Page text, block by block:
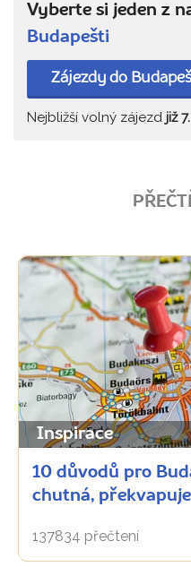
Vyberte si jeden z
Budapešti
Zájezdy do
Nejbližší volný zájezd již
Inspirace
10 důvodů pro
chutná,
137834 přečtení